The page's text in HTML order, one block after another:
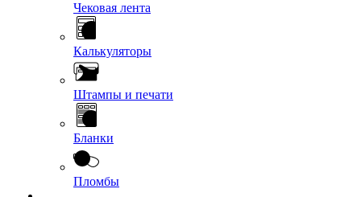
Чековая лента
Калькуляторы
Штампы и печати
Бланки
Пломбы